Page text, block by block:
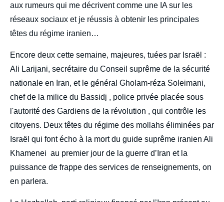
aux rumeurs qui me décrivent comme une IA sur les
réseaux sociaux et je réussis à obtenir les principales
têtes du régime iranien…
Encore deux cette semaine, majeures, tuées par Israël :
Ali Larijani, secrétaire du Conseil suprême de la sécurité
nationale en Iran, et le général Gholam-réza Soleimani,
chef de la milice du Bassidj , police privée placée sous
l'autorité des Gardiens de la révolution , qui contrôle les
citoyens. Deux têtes du régime des mollahs éliminées par
Israël qui font écho à la mort du guide suprême iranien Ali
Khamenei au premier jour de la guerre d’Iran et la
puissance de frappe des services de renseignements, on
en parlera.